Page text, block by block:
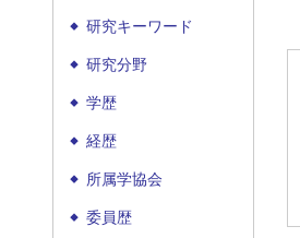
◆ 研究キーワード
◆ 研究分野
◆ 学歴
◆ 経歴
◆ 所属学協会
◆ 委員歴